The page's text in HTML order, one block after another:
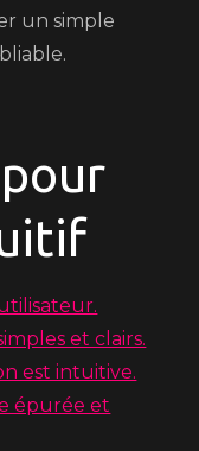
un simple
et clairs.
est intuitive.
épurée et